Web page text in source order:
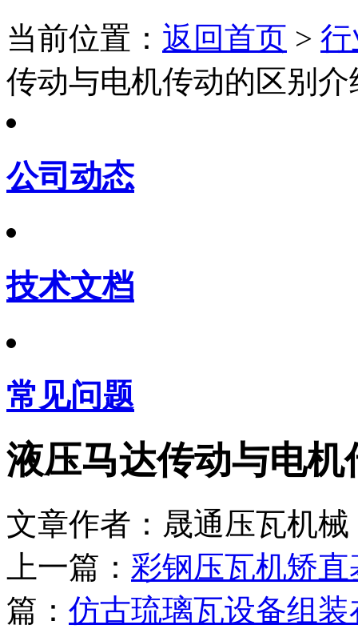
当前位置： 返回首页 >
传动与电机传动的区别介
公司动态
技术文档
常见问题
液压马达传动与电
文章作者：晟通压瓦
上一篇： 彩钢压瓦机矫
篇： 仿古琉璃瓦设备组